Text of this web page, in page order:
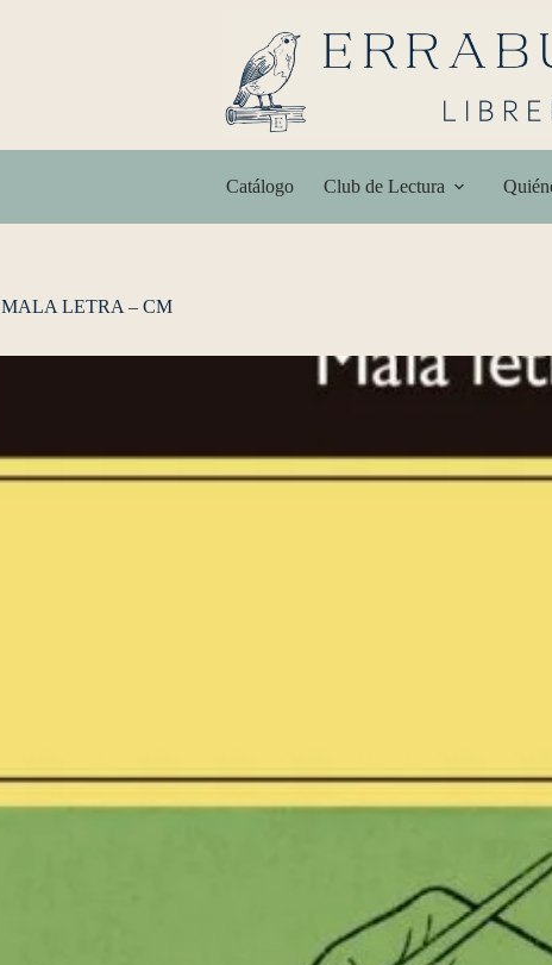
Catálogo Club de Lectura
MALA LETRA – CM